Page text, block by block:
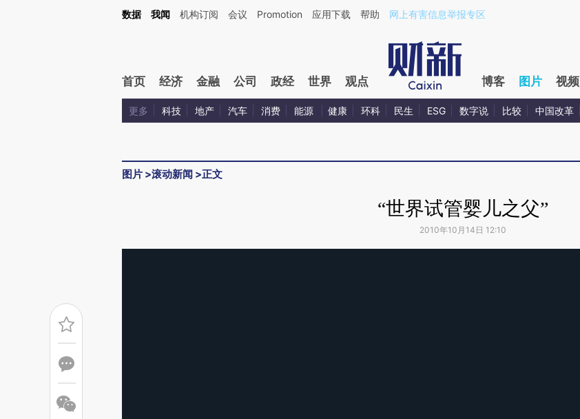
数据 我闻 机构订阅 会议 Promotion 应用下载 帮助 网上有害信息举报专区
首页 经济 金融 公司 政经 世界 观点 博客 图片 视频
更多 科技 地产 汽车 消费 能源 健康 环科 民生 ESG 数字说 比较 中国改革
图片 >滚动新闻 >正文
“世界试管婴儿之父”
2010年10月14日 12:10